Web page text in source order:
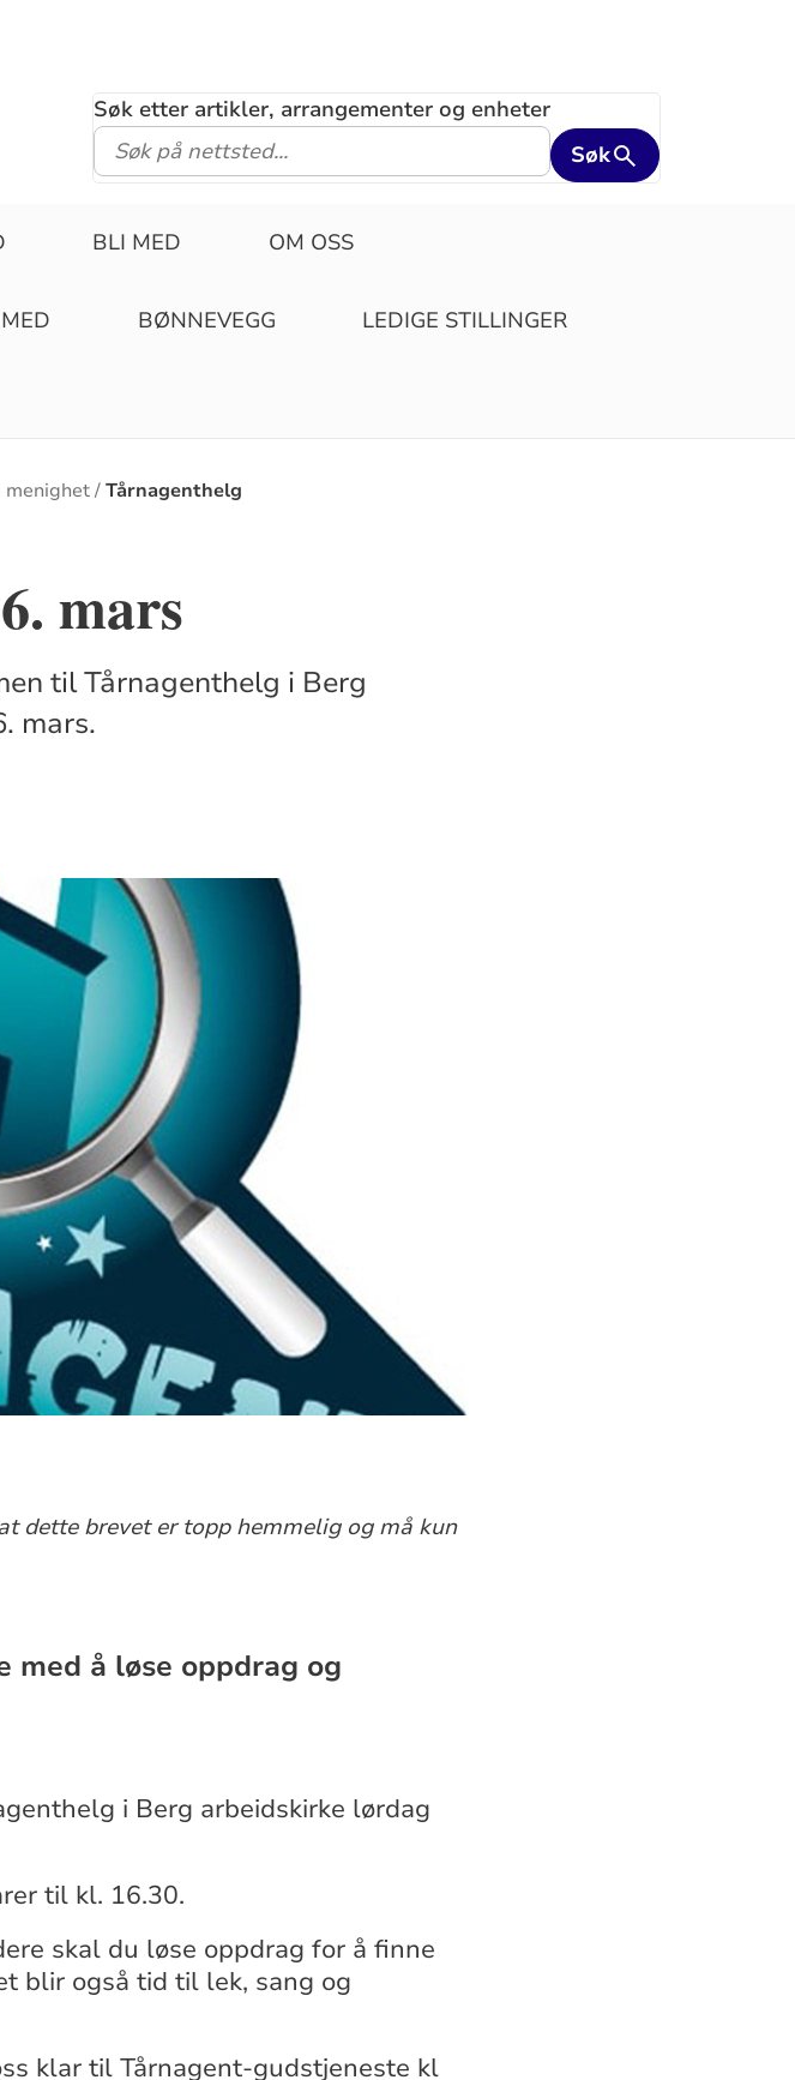
Søk etter artikler, arrangementer og enheter
Søk
BLI MED OM OSS
BØNNEVEGG LEDIGE STILLINGER
menighet Tårnagenthelg
mars
til Tårnagenthelg i Berg
mars.
dette brevet er topp hemmelig og må kun
å løse oppdrag og
i Berg arbeidskirke lørdag
til kl. 16.30.
skal du løse oppdrag for å finne
blir også tid til lek, sang og
klar til Tårnagent-gudstjeneste kl